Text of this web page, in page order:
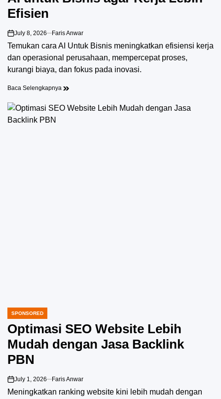
Efisien
on
July 8, 2026 Faris Anwar
Temukan cara AI Untuk Bisnis meningkatkan efisiensi kerja
dan operasional perusahaan, mempercepat proses,
kurangi biaya, dan fokus pada inovasi.
Baca Selengkapnya
POSTED
IN
SPONSORED
Optimasi SEO Website Lebih
Mudah dengan Jasa Backlink
PBN
on
July 1, 2026 Faris Anwar
Meningkatkan ranking website kini lebih mudah dengan